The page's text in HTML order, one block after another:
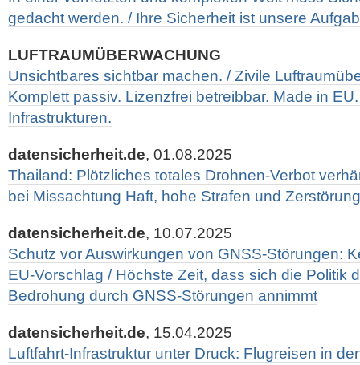
gedacht werden. / Ihre Sicherheit ist unsere
LUFTRAUMÜBERWACHUNG
Unsichtbares sichtbar machen. / Zivile
Komplett passiv. Lizenzfrei betreibbar. Made in
Infrastrukturen.
datensicherheit.de, 01.08.2025
Thailand: Plötzliches totales Drohnen-Verbot
bei Missachtung Haft, hohe Strafen und
datensicherheit.de, 10.07.2025
Schutz vor Auswirkungen von GNSS-Störungen:
EU-Vorschlag / Höchste Zeit, dass sich die Politik
Bedrohung durch GNSS-Störungen annimmt
datensicherheit.de, 15.04.2025
Luftfahrt-Infrastruktur unter Druck: Flugreisen in